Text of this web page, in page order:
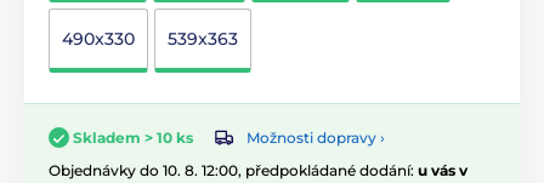
490x330 539x363
Skladem > 10 ks
Možnosti dopravy ›
Objednávky do 10. 8. 12:00, předpokládané dodání: u vás v